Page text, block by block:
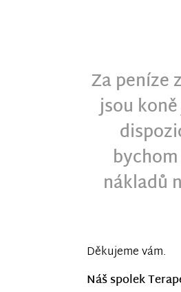
Za peníze
jsou
nákladů
Děkujeme vám.
Náš spolek